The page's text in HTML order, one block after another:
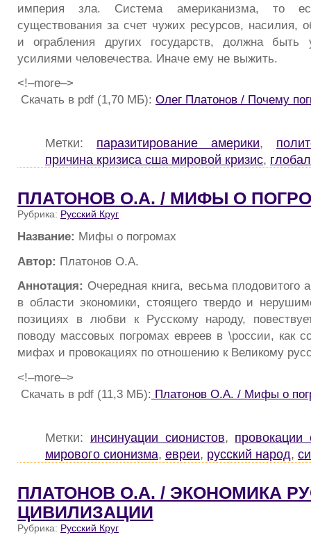
империя зла. Система американизма, то
существования за счет чужих ресурсов, насилия,
и ограбления других государств, должна быть
усилиями человечества. Иначе ему не выжить.
<!–more–>
Скачать в pdf (1,70 МБ): Олег Платонов / Почему
Метки: паразитирование америки,
причина кризиса сша мировой кризис,
ПЛАТОНОВ О.А. / МИФЫ О
Рубрика: Русский Круг
Название: Мифы о погромах
Автор: Платонов О.А.
Аннотация: Очередная книга, весьма плодовитого
в области экономики, стоящего твердо и
позициях в любви к Русскому народу,
поводу массовых погромах евреев в \россии, как
мифах и провокациях по отношению к Великому
<!–more–>
Скачать в pdf (11,3 МБ): Платонов О.А. / Мифы о
Метки: инсинуации сионистов, провокации
мирового сионизма, евреи, русский народ,
ПЛАТОНОВ О.А. / ЭКОНОМИКА
ЦИВИЛИЗАЦИИ
Рубрика: Русский Круг